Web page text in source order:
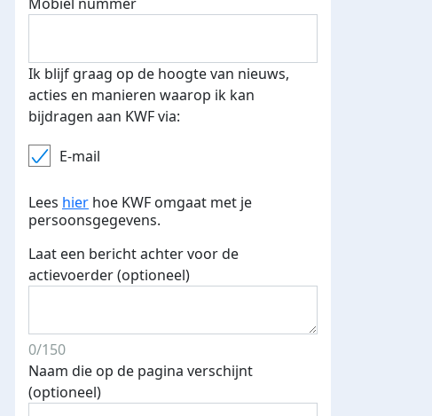
E-mails verstuurd
€500 euro opgehaald: t-shirt
verdiend
Ik blijf graag op de hoogte van nieuws,
acties en manieren waarop ik kan
bijdragen aan KWF via:
E-mail
Lees hier hoe KWF omgaat met je
persoonsgegevens.
Laat een bericht achter voor de
actievoerder (optioneel)
0/150
Naam die op de pagina verschijnt
(optioneel)